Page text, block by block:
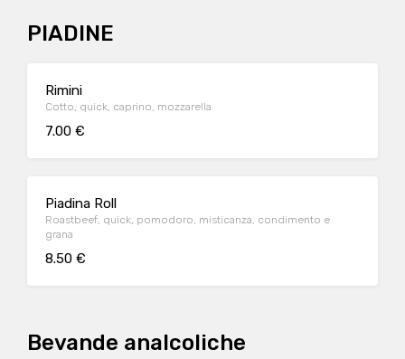
PIADINE
Rimini
Cotto, quick, caprino, mozzarella
7.00 €
Piadina Roll
Roastbeef, quick, pomodoro, misticanza, condimento e
grana
8.50 €
Bevande analcoliche